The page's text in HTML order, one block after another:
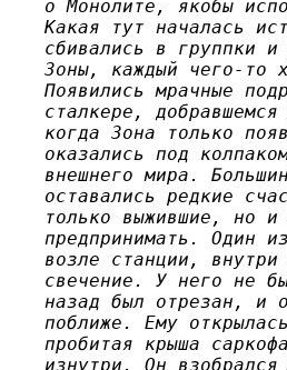
о Монолите, якобы
Какая тут началась
сбивались в группки
Зоны, каждый чего-то
Появились мрачные
сталкере,
когда Зона только
оказались под
внешнего мира.
оставались редкие
только выжившие, но и
предпринимать. Один
возле станции, внутри
свечение. У него не
назад был отрезан, и
поближе. Ему
пробитая крыша
изнутри. Он